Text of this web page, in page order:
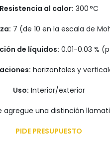
Resistencia al calor: 300 °C
7 (de 10 en la escala de
de líquidos: 0.01-0.03 %
horizontales y
Uso: Interior/exterior
una distinción
PIDE PRESUPUESTO